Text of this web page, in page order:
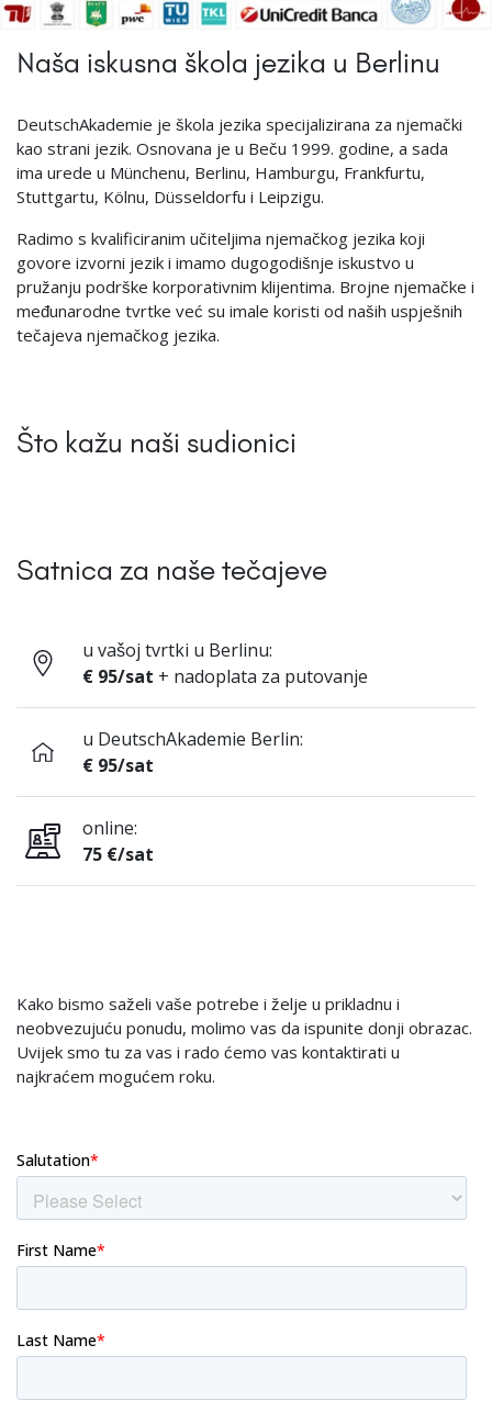
Naša iskusna škola jezika u Berlinu
DeutschAkademie je škola jezika specijalizirana za njemački
kao strani jezik. Osnovana je u Beču 1999. godine, a sada
ima urede u Münchenu, Berlinu, Hamburgu, Frankfurtu,
Stuttgartu, Kölnu, Düsseldorfu i Leipzigu.
Radimo s kvalificiranim učiteljima njemačkog jezika koji
govore izvorni jezik i imamo dugogodišnje iskustvo u
pružanju podrške korporativnim klijentima. Brojne njemačke i
međunarodne tvrtke već su imale koristi od naših uspješnih
tečajeva njemačkog jezika.
Što kažu naši sudionici
Satnica za naše tečajeve
u vašoj tvrtki u Berlinu:
€ 95/sat + nadoplata za putovanje
u DeutschAkademie Berlin:
€ 95/sat
online:
75 €/sat
Kako bismo saželi vaše potrebe i želje u prikladnu i
neobvezujuću ponudu, molimo vas da ispunite donji obrazac.
Uvijek smo tu za vas i rado ćemo vas kontaktirati u
najkraćem mogućem roku.